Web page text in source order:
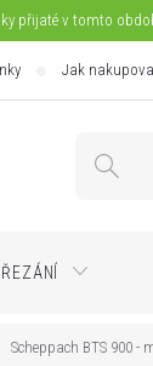
přijaté v tomto
Jak
Scheppach BTS 900